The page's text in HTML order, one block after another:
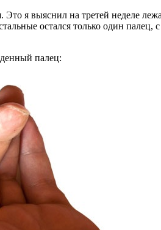
я выяснил на третей неделе
остался только один палец,
палец: